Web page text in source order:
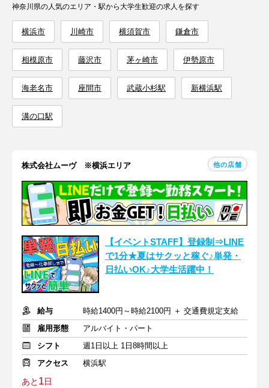
神奈川県の人気のエリア・駅から大学生歓迎の求人を探す
横浜市 川崎市 横須賀市 鎌倉市
相模原市 藤沢市 茅ヶ崎市 伊勢原市
海老名市 座間市 武蔵小杉駅 新横浜駅
溝の口駅
株式会社ムーヴ ※横浜エリア 他の店舗
【イベントSTAFF】登録制⇒LINE
で1分★夏はサクッと稼ぐ♪単発・
日払いOK♪大学生活躍中！
給与
時給1400円～時給2100円 ＋ 交通費規定支給
雇用形態
アルバイト・パート
シフト
週1日以上 1日8時間以上
アクセス
横浜駅
あと 1日